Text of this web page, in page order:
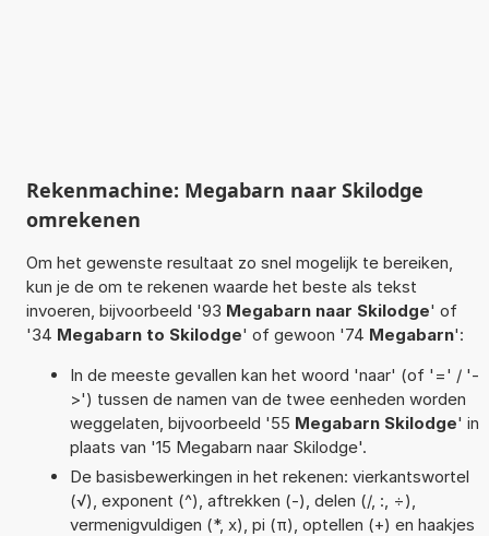
Rekenmachine: Megabarn naar Skilodge
omrekenen
Om het gewenste resultaat zo snel mogelijk te bereiken,
kun je de om te rekenen waarde het beste als tekst
invoeren, bijvoorbeeld '93 Megabarn naar Skilodge' of
'34 Megabarn to Skilodge' of gewoon '74 Megabarn':
In de meeste gevallen kan het woord 'naar' (of '=' / '-
>') tussen de namen van de twee eenheden worden
weggelaten, bijvoorbeeld '55 Megabarn Skilodge' in
plaats van '15 Megabarn naar Skilodge'.
De basisbewerkingen in het rekenen: vierkantswortel
(√), exponent (^), aftrekken (-), delen (/, :, ÷),
vermenigvuldigen (*, x), pi (π), optellen (+) en haakjes